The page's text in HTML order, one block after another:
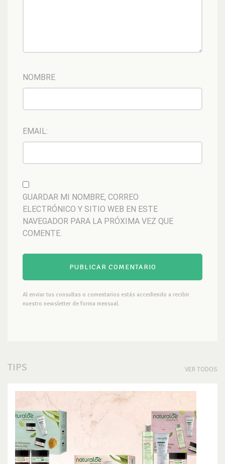
NOMBRE
EMAIL:
GUARDAR MI NOMBRE, CORREO
ELECTRÓNICO Y SITIO WEB EN ESTE
NAVEGADOR PARA LA PRÓXIMA VEZ QUE
COMENTE.
Al enviar tus consultas o comentarios estás accediendo a recibir
nuestro newsletter de forma mensual.
TIPS VER TODOS